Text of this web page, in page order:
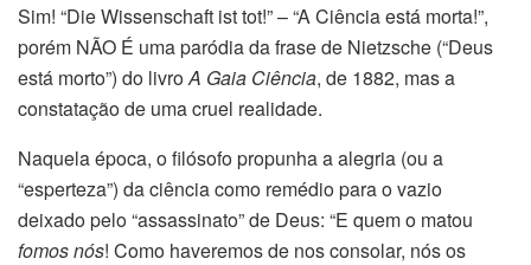
Sim! “Die Wissenschaft ist tot!” – “A Ciência está morta!”,
porém NÃO É uma paródia da frase de Nietzsche (“Deus
está morto”) do livroA Gaia Ciência, de 1882, mas a
constatação de uma cruel realidade.
Naquela época, o filósofo propunha a alegria (ou a
“esperteza”) da ciência como remédio para o vazio
deixado pelo “assassinato” de Deus: “E quem o matou
fomos nós! Como haveremos de nos consolar, nós os